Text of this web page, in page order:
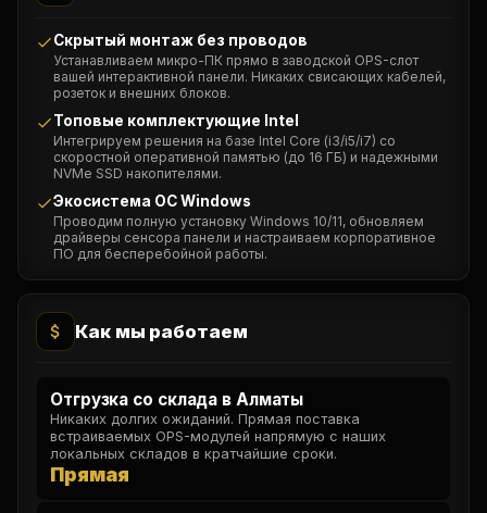
Скрытый монтаж без проводов
Устанавливаем микро-ПК прямо в заводской OPS-слот
вашей интерактивной панели. Никаких свисающих кабелей,
розеток и внешних блоков.
Топовые комплектующие Intel
Интегрируем решения на базе Intel Core (i3/i5/i7) со
скоростной оперативной памятью (до 16 ГБ) и надежными
NVMe SSD накопителями.
Экосистема ОС Windows
Проводим полную установку Windows 10/11, обновляем
драйверы сенсора панели и настраиваем корпоративное
ПО для бесперебойной работы.
Как мы работаем
Отгрузка со склада в Алматы
Никаких долгих ожиданий. Прямая поставка
встраиваемых OPS-модулей напрямую с наших
локальных складов в кратчайшие сроки.
Прямая